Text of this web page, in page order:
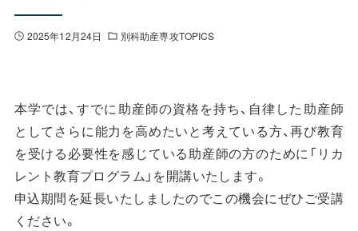
2025年12月24日 別科助産専攻TOPICS
本学では、すでに助産師の資格を持ち、自律した助産師
としてさらに能力を高めたいと考えている方、再び教育
を受ける必要性を感じている助産師の方のために「リカ
レント教育プログラム」を開講いたします。
申込期間を延長いたしましたのでこの機会にぜひご受講
ください。